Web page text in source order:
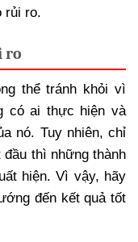
rủi ro.
ro
thể tránh khỏi vì
có ai thực hiện và
nó. Tuy nhiên, chỉ
thì những thành
hiện. Vì vậy, hãy
đến kết quả tốt